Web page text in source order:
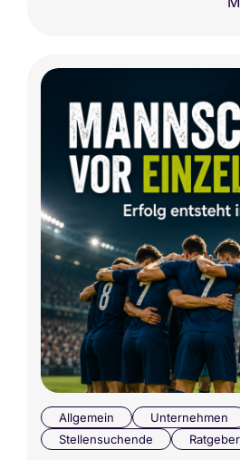
Allgemein Unternehmen
Stellensuchende
Ratgeber